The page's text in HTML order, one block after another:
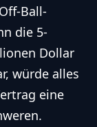
Ball-
die 5-
Dollar
würde alles
eine